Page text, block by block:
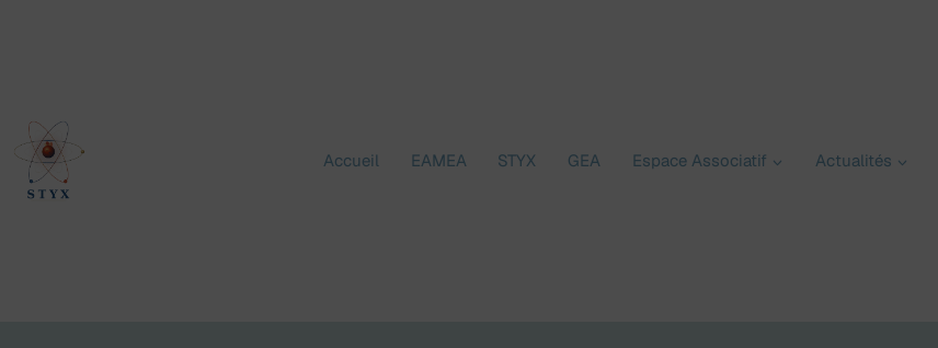
Accueil EAMEA STYX GEA Espace Associatif Actualités